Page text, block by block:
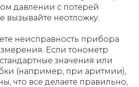
давлении с потерей
вызывайте неотложку.
неисправность прибора
Если тонометр
значения или
(например, при аритмии),
что все делаете правильно,